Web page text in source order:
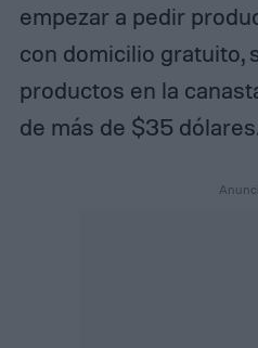
empezar a pedir
con domicilio gratuito,
productos en la
de más de $35